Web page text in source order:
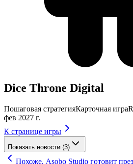
Dice Throne Digital
Пошаговая стратегияКарточная игра
фев 2027 г.
К странице игры
Показать новости (3)
Похоже, Asobo Studio готовит